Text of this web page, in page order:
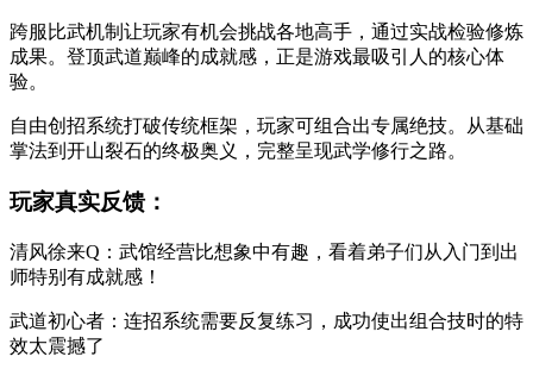
跨服比武机制让玩家有机会挑战各地高手，通过实战检验修炼
成果。登顶武道巅峰的成就感，正是游戏最吸引人的核心体
验。
自由创招系统打破传统框架，玩家可组合出专属绝技。从基础
掌法到开山裂石的终极奥义，完整呈现武学修行之路。
玩家真实反馈：
清风徐来Q：武馆经营比想象中有趣，看着弟子们从入门到出
师特别有成就感！
武道初心者：连招系统需要反复练习，成功使出组合技时的特
效太震撼了